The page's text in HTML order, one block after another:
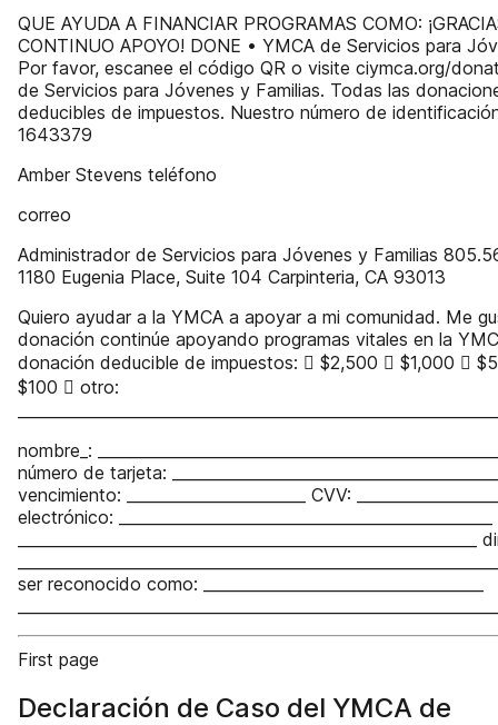
QUE AYUDA A FINANCIAR PROGRAMAS COMO:
CONTINUO APOYO! DONE • YMCA de Servicios para
Por favor, escanee el código QR o visite ciymca.org/
de Servicios para Jóvenes y Familias. Todas las
deducibles de impuestos. Nuestro número de
1643379
Amber Stevens teléfono
correo
Administrador de Servicios para Jóvenes y Familias
1180 Eugenia Place, Suite 104 Carpinteria, CA 93013
Quiero ayudar a la YMCA a apoyar a mi comunidad. Me
donación continúe apoyando programas vitales en la
donación deducible de impuestos:  $2,500  $1,000 
$100  otro:
nombre_:
número de tarjeta:
vencimiento: _______________________ CVV:
electrónico:
ser reconocido como: ____________________________________
First page
Declaración de Caso del YMCA de